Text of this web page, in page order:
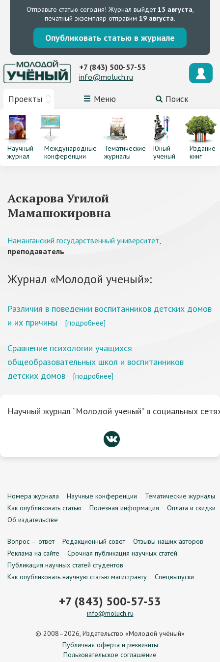
Отправьте статью сегодня! Журнал выйдет15 августа,
печатный экземпляр отправим 19 августа.
Опубликовать статью в журнале
Проекты Меню Поиск
+7 (843) 500-57-53
info@moluch.ru
Научный
журнал
Международные
конференции
Тематические
журналы
Юный
ученый
Издание
книг
Аскарова Угилой
Мамашокировна
Наманганский государственный университет,
преподаватель
Журнал «Молодой ученый»:
Различия в поведении воспитанников детских домов
и их причины
[подробнее]
Сравнение психологии учащихся
общеобразовательных школ и воспитанников
детских домов
[подробнее]
Научный журнал “Молодой ученый” в социальных
Номера журнала Научные конференции
Тематические журналы
Как опубликовать статью
Полезная информация
Оплата и скидки
Об издательстве
Вопрос — ответ Редакционный совет
Отзывы наших авторов
Реклама на сайте
Срочная публикация научных статей
Публикация научных статей студентов
Как опубликовать научную статью магистранту
Спецвыпуски
+7 (843) 500-57-53
info@moluch.ru
© 2008–2026, Издательство «Молодой учёный»
Публичная оферта и реквизиты
Пользовательское соглашение